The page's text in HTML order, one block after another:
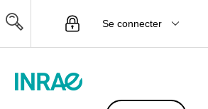
Se connecter